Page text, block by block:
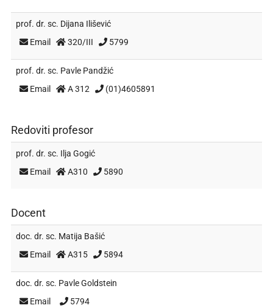
prof. dr. sc. Dijana Ilišević
Email
320/III 5799
prof. dr. sc. Pavle Pandžić
Email
A 312 (01)4605891
Redoviti profesor
prof. dr. sc. Ilja Gogić
Email
A310 5890
Docent
doc. dr. sc. Matija Bašić
Email
A315 5894
doc. dr. sc. Pavle Goldstein
Email
5794